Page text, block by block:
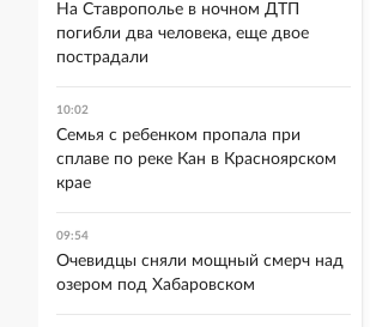
На Ставрополье в ночном ДТП
погибли два человека, еще двое
пострадали
10:02
Семья с ребенком пропала при
сплаве по реке Кан в Красноярском
крае
09:54
Очевидцы сняли мощный смерч над
озером под Хабаровском